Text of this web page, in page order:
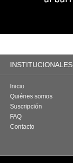
INSTITUCIONALES
Inicio
Quiénes somos
Suscripción
FAQ
Contacto